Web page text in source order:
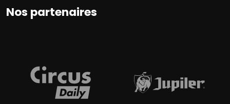
Nos partenaires